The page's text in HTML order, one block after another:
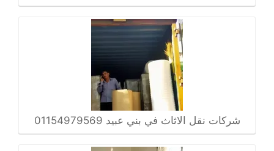
شركات نقل الاثاث في بني عبيد 01154979569